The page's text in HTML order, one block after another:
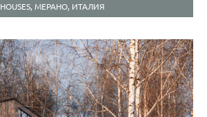
HOUSES, МЕРАНО, ИТАЛИЯ